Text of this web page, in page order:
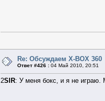
Re: Обсуждаем X-BOX 360
Ответ #426 : 04 Май 2010, 20:51
2SIR: У меня бокс, и я не играю.